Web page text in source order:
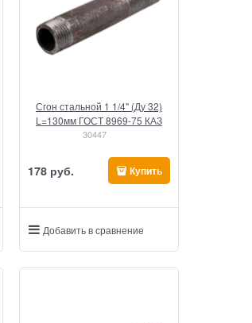
Сгон стальной 1 1/4" (Ду 32)
L=130мм ГОСТ 8969-75 КАЗ
30447
178 руб. Купить
Добавить в сравнение